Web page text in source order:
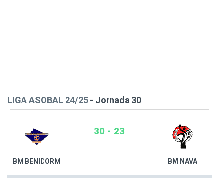
LIGA ASOBAL 24/25 - Jornada 30
BM BENIDORM
30 - 23
BM NAVA